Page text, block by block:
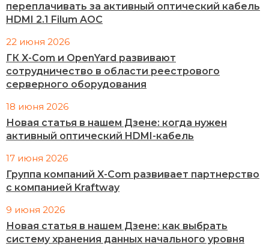
переплачивать за активный оптический кабель
HDMI 2.1 Filum AOC
22 июня 2026
ГК X-Com и OpenYard развивают
сотрудничество в области реестрового
серверного оборудования
18 июня 2026
Новая статья в нашем Дзене: когда нужен
активный оптический HDMI-кабель
17 июня 2026
Группа компаний X-Com развивает партнерство
с компанией Kraftway
9 июня 2026
Новая статья в нашем Дзене: как выбрать
систему хранения данных начального уровня